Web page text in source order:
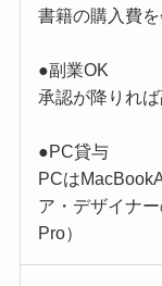
書籍の購入費を
●副業OK
承認が降りれば
●PC貸与
PCは
ア・デザイナ
Pro）